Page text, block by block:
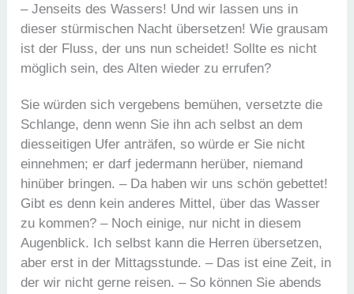
– Jenseits des Wassers! Und wir lassen uns in
dieser stürmischen Nacht übersetzen! Wie grausam
ist der Fluss, der uns nun scheidet! Sollte es nicht
möglich sein, des Alten wieder zu errufen?
Sie würden sich vergebens bemühen, versetzte die
Schlange, denn wenn Sie ihn ach selbst an dem
diesseitigen Ufer anträfen, so würde er Sie nicht
einnehmen; er darf jedermann herüber, niemand
hinüber bringen. – Da haben wir uns schön gebettet!
Gibt es denn kein anderes Mittel, über das Wasser
zu kommen? – Noch einige, nur nicht in diesem
Augenblick. Ich selbst kann die Herren übersetzen,
aber erst in der Mittagsstunde. – Das ist eine Zeit, in
der wir nicht gerne reisen. – So können Sie abends